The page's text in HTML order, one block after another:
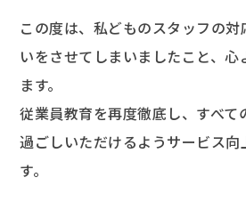
この度は、私どものスタッフの
いをさせてしまいましたこと、
ます。
従業員教育を再度徹底し、すべて
過ごしいただけるようサービス向
す。